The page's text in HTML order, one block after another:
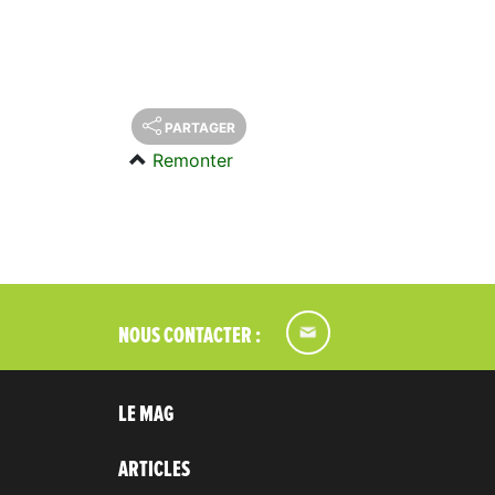
PARTAGER
Remonter
NOUS CONTACTER :
LE MAG
ARTICLES